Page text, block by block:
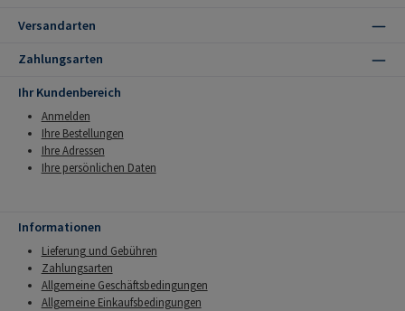
Versandarten
Zahlungsarten
Ihr Kundenbereich
Anmelden
Ihre Bestellungen
Ihre Adressen
Ihre persönlichen Daten
Informationen
Lieferung und Gebühren
Zahlungsarten
Allgemeine Geschäftsbedingungen
Allgemeine Einkaufsbedingungen